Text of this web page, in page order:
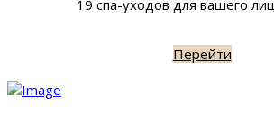
19 спа-уходов для вашего
Перейти